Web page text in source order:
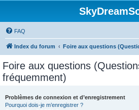
FAQ
Index du forum Foire aux questions
Foire aux questions
fréquemment)
Problèmes de connexion et d’enregistrement
Pourquoi dois-je m’enregistrer ?